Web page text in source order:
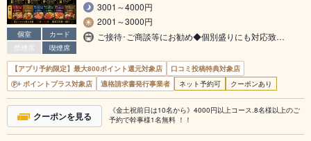
個室
カード
禁煙席
喫煙席
3001～4000円
2001～3000円
ご接待･ご商談等にお勧め◆個別盛りにも対応致…
【アプリ予約限定】最大800ポイント還元対象店
口コミ投稿特典対象店
ポイントプラス対象店
適格請求書発行事業者 ネット予約可 クーポンあり
クーポンを見る
《金土祝前日は10名から》4000円以上コース.8名様以上のご
予約で幹事様1名無料 ！！